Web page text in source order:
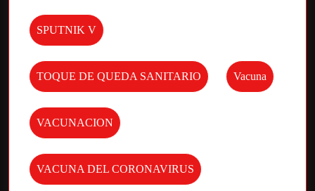
SPUTNIK V
TOQUE DE QUEDA SANITARIO Vacuna
VACUNACION
VACUNA DEL CORONAVIRUS